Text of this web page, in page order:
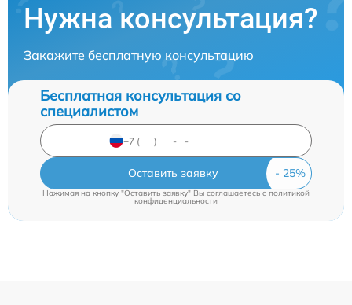
Нужна консультация?
Закажите бесплатную консультацию
Бесплатная консультация со
специалистом
Оставить заявку
Нажимая на кнопку "Оставить заявку" Вы соглашаетесь cполитикой
конфиденциальности